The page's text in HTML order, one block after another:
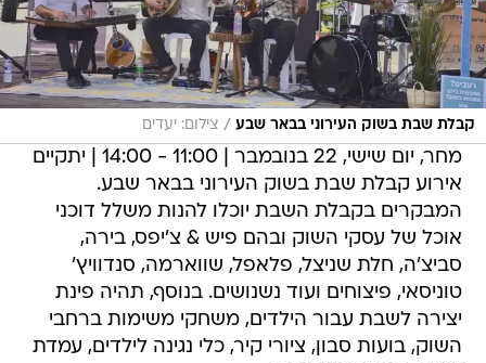
קבלת שבת בשוק העירוני בבאר שבע / צילום: יעדים
מחר, יום שישי, 22 בנובמבר | 11:00 - 14:00 | יתקיים
אירוע קבלת שבת בשוק העירוני בבאר שבע.
המבקרים בקבלת השבת יוכלו להנות משלל דוכני
אוכל של עסקי השוק ובהם פיש & צ'יפס, בירה,
סביצ'ה, חלת שניצל, פלאפל, שווארמה, סנדוויץ'
טוניסאי, פיצוחים ועוד נשנושים. בנוסף, תהיה פינת
יצירה לשבת עבור הילדים, משחקי משימות ברחבי
השוק, בועות סבון, ציורי קיר, כלי נגינה לילדים, עמדת